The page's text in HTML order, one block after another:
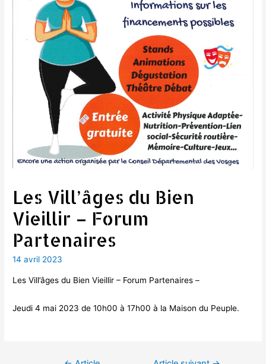
Les Vill’âges du Bien
Vieillir – Forum
Partenaires
14 avril 2023
Les Vill’âges du Bien Vieillir – Forum Partenaires –
Jeudi 4 mai 2023 de 10h00 à 17h00 à la Maison du Peuple.
Navigation